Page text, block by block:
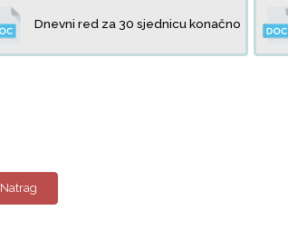
Dnevni red za 30 sjednicu konačno
Natrag